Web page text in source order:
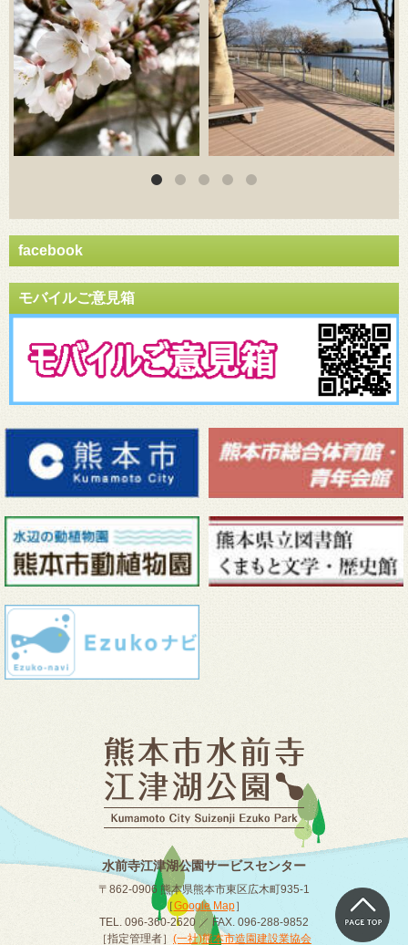
facebook
モバイルご意見箱
水前寺江津湖公園サービスセンター
〒862-0906 熊本県熊本市東区広木町935-1
［Google Map］
TEL. 096-360-2620 ／ FAX. 096-288-9852
［指定管理者］ (一社)熊本市造園建設業協会